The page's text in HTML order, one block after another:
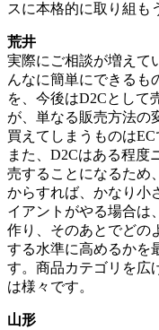
スに本格的に取り組も
荒井
実際にご相談が増えて
んなに簡単にできるも
を、今後はD2Cとして
が、単なる販売方法の
買えてしまうものはEC
また、D2Cはある程度
売することになるため
からすれば、かなり小
イアントがやる場合は
作り、そのあとでどの
する水準に高めるかを
す。商品カテゴリを広
は様々です。
山形